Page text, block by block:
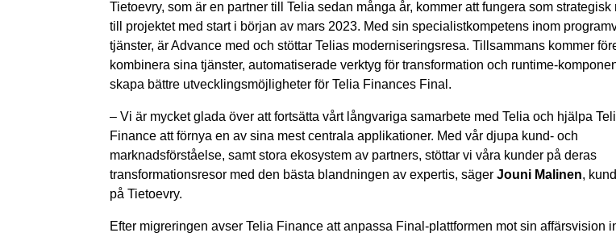
Tietoevry, som är en partner till Telia sedan många år, kommer att fungera som strategisk
till projektet med start i början av mars 2023. Med sin specialistkompetens inom
tjänster, är Advance med och stöttar Telias moderniseringsresa. Tillsammans kommer
kombinera sina tjänster, automatiserade verktyg för transformation och runtime-
skapa bättre utvecklingsmöjligheter för Telia Finances Final.
– Vi är mycket glada över att fortsätta vårt långvariga samarbete med Telia och hjälpa
Finance att förnya en av sina mest centrala applikationer. Med vår djupa kund- och
marknadsförståelse, samt stora ekosystem av partners, stöttar vi våra kunder på deras
transformationsresor med den bästa blandningen av expertis, säger Jouni Malinen,
på Tietoevry.
Efter migreringen avser Telia Finance att anpassa Final-plattformen mot sin affärsvision